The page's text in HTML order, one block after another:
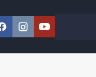
Facebook
Instagram
YouTube
Szukaj w